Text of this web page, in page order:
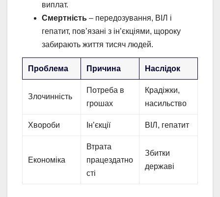
виплат.
Смертність – передозування, ВІЛ і
гепатит, пов’язані з ін’єкціями, щороку
забирають життя тисяч людей.
Проблема Причина Наслідок
Злочинність
Потреба в
грошах
Крадіжки,
насильство
Хвороби Ін’єкції ВІЛ, гепатит
Економіка
Втрата
працездатно
сті
Збитки
державі